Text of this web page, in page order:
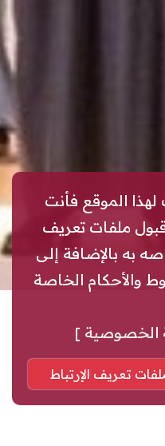
الموقع فأنت
ملفات تعريف
به بالإضافة إلى
والأحكام الخاصة
الخصوصية ]
تعريف الإرتباط